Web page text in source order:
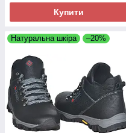
Купити
Натуральна шкіра –20%